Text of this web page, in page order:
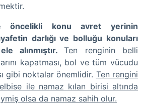
öncelikli konu avret yerinin
darlığı ve bolluğu konuları
alınmıştır.Ten renginin belli
kapatması, bol ve tüm vücudu
gibi noktalar önemlidir. Ten rengini
ile namaz kılan birisi altında
olsa da namaz sahih olur.